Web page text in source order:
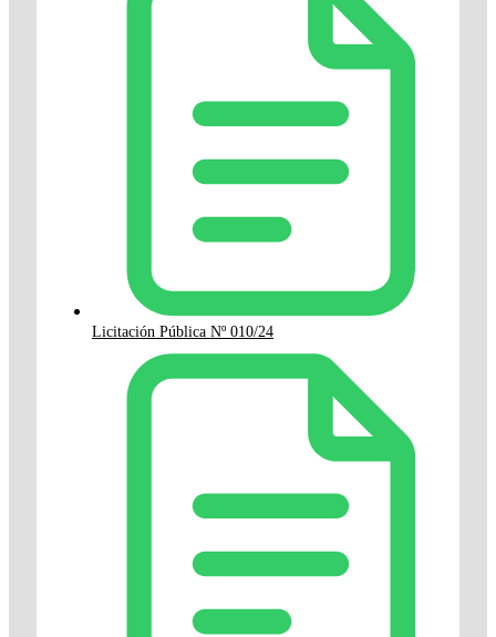
Licitación Pública Nº 010/24